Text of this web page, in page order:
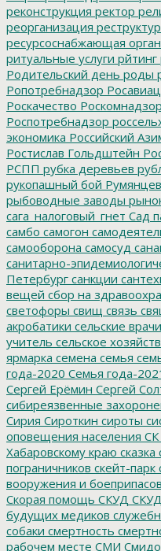
реконструкция ректор
реорганизация
ресурсоснабжающая
ритуальные услуги рйтинг
Родительский день роды
Ропотребнадзор
Роскачество Роскомнадзор
Роспотребнадзор
экономика Российский
Ростислав Гольдштейн
РСПП рубка деревьев
рукопашный бой
рыбоводные заводы
сага_налоговый_гнет Сад
самбо самогон
самооборона самосуд
санитарно-
Петербург санкции
вещей сбор на
светофоры свищ связь
акробатики сельские врачи
учитель сельское
ярмарка семена семья
года-2020 Семья года-
Сергей Ерёмин Сергей
сибиреязвенные
Сирия Сироткин сироты
оповещения населения СК
Хабаровскому краю сказка
пограничников скейт-парк
вооружения и боеприпасов
Скорая помощь СКУД
будущих медиков
собаки смертность
рабочем месте СМИ